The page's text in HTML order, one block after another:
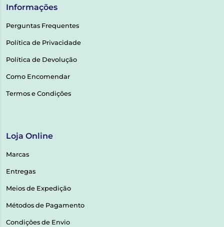
Informações
Perguntas Frequentes
Política de Privacidade
Política de Devolução
Como Encomendar
Termos e Condições
Loja Online
Marcas
Entregas
Meios de Expedição
Métodos de Pagamento
Condições de Envio